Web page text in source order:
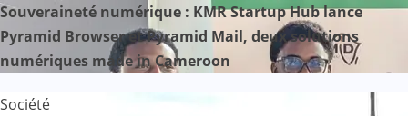
Souveraineté numérique : KMR Startup Hub lance
Pyramid Browser et Pyramid Mail, deux solutions
numériques made in Cameroon
Société